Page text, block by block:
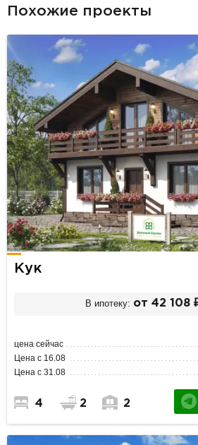
Похожие проекты
Кук
В ипотеку: от 42 108
цена сейчас
Цена с 16.08
Цена с 31.08
4 2 2